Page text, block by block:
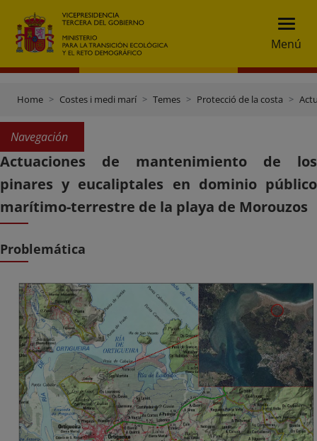
Menú
Home Costes i medi marí Temes Protecció de la costa
Navegación
Actuaciones de mantenimiento de los
pinares y eucaliptales en dominio público
marítimo-terrestre de la playa de Morouzos
Problemática